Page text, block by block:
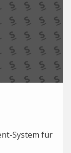
System für